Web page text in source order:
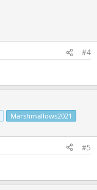
#4
Marshmallows2021
#5